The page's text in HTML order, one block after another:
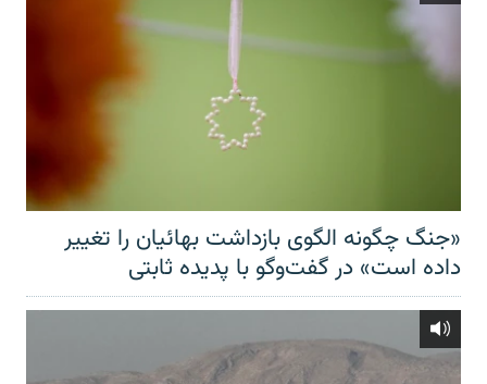
«جنگ چگونه الگوی بازداشت بهائیان را تغییر
داده است» در گفت‌وگو با پدیده ثابتی